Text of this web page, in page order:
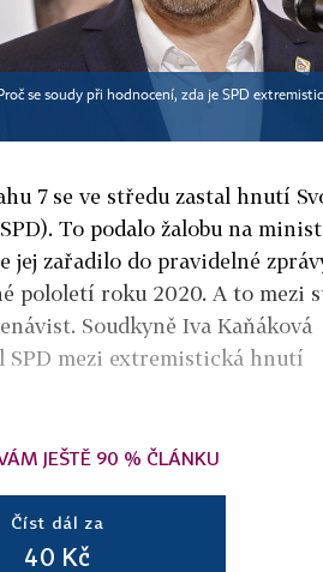
se soudy při hodnocení, zda je SPD
7 se ve středu zastal hnutí
To podalo žalobu na
jej zařadilo do pravidelné
pololetí roku 2020. A to mezi
Soudkyně Iva Kaňáková
SPD mezi extremistická hnutí
JEŠTĚ 90 % ČLÁNKU
Číst dál za
40 Kč